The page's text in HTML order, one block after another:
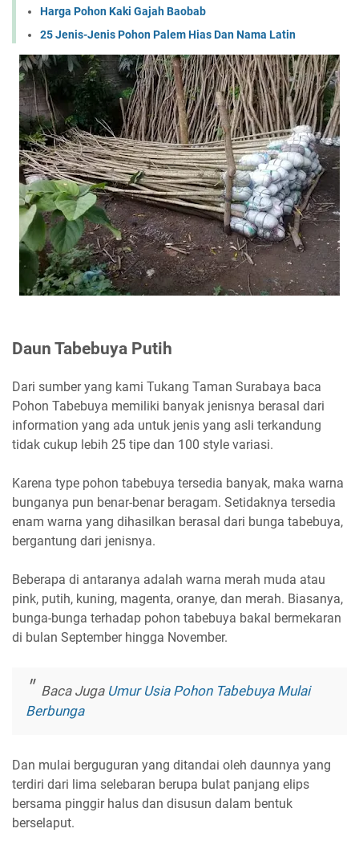
Harga Pohon Kaki Gajah Baobab
25 Jenis-Jenis Pohon Palem Hias Dan Nama Latin
Daun Tabebuya Putih
Dari sumber yang kami Tukang Taman Surabaya baca
Pohon Tabebuya memiliki banyak jenisnya berasal dari
information yang ada untuk jenis yang asli terkandung
tidak cukup lebih 25 tipe dan 100 style variasi.
Karena type pohon tabebuya tersedia banyak, maka warna
bunganya pun benar-benar beragam. Setidaknya tersedia
enam warna yang dihasilkan berasal dari bunga tabebuya,
bergantung dari jenisnya.
Beberapa di antaranya adalah warna merah muda atau
pink, putih, kuning, magenta, oranye, dan merah. Biasanya,
bunga-bunga terhadap pohon tabebuya bakal bermekaran
di bulan September hingga November.
Baca Juga Umur Usia Pohon Tabebuya Mulai
Berbunga
Dan mulai berguguran yang ditandai oleh daunnya yang
terdiri dari lima selebaran berupa bulat panjang elips
bersama pinggir halus dan disusun dalam bentuk
berselaput.